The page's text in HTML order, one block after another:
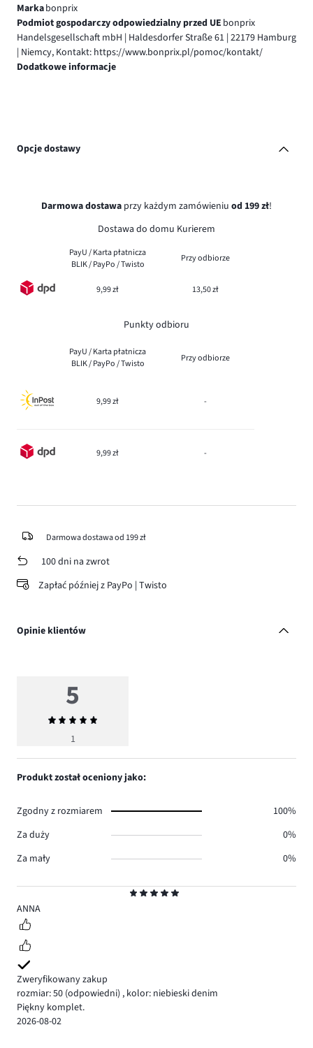
Markabonprix
Podmiot gospodarczy odpowiedzialny przed UE bonprix
Handelsgesellschaft mbH | Haldesdorfer Straße 61 | 22179 Hamburg
| Niemcy, Kontakt: https://www.bonprix.pl/pomoc/kontakt/
Dodatkowe informacje
Opcje dostawy
Darmowa dostawa przy każdym zamówieniu od 199 zł!
Dostawa do domu Kurierem
PayU / Karta płatnicza
BLIK / PayPo / Twisto
Przy odbiorze
9,99 zł 13,50 zł
Punkty odbioru
PayU / Karta płatnicza
BLIK / PayPo / Twisto
Przy odbiorze
9,99 zł -
9,99 zł -
Darmowa dostawa od 199 zł
100 dni na zwrot
Zapłać później z PayPo | Twisto
Opinie klientów
5
ANNA
Zweryfikowany zakup
rozmiar: 50 (odpowiedni) , kolor: niebieski denim
Piękny komplet.
2026-08-02
5
Średnia
ocena
1
Produkt został oceniony jako:
Zgodny z rozmiarem
100%
Za duży
0%
Za mały
0%